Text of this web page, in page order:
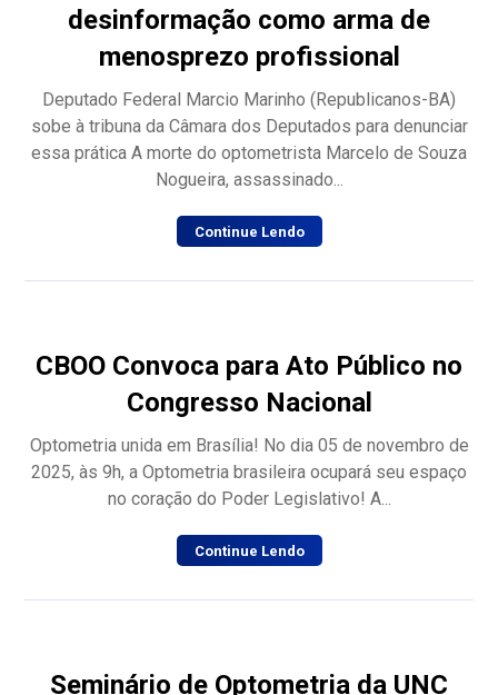
desinformação como arma de
menosprezo profissional
Deputado Federal Marcio Marinho (Republicanos-BA)
sobe à tribuna da Câmara dos Deputados para denunciar
essa prática A morte do optometrista Marcelo de Souza
Nogueira, assassinado...
Continue Lendo
CBOO Convoca para Ato Público no
Congresso Nacional
Optometria unida em Brasília! No dia 05 de novembro de
2025, às 9h, a Optometria brasileira ocupará seu espaço
no coração do Poder Legislativo! A...
Continue Lendo
Seminário de Optometria da UNC